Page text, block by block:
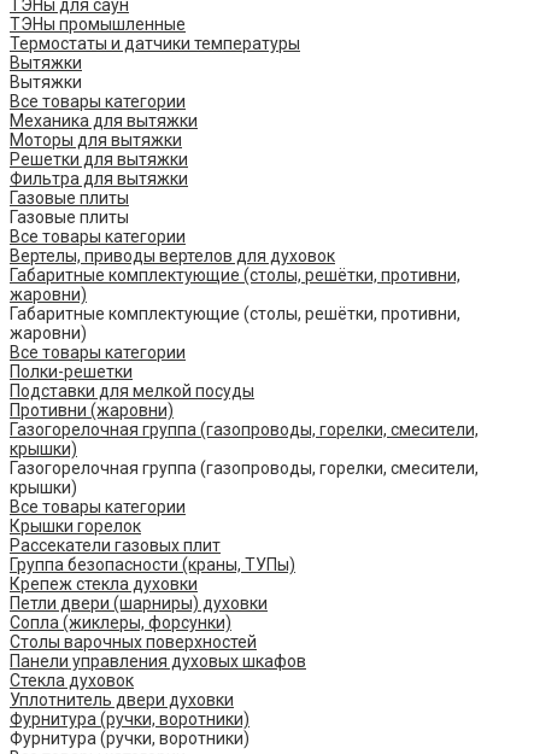
ТЭНы для саун
ТЭНы промышленные
Термостаты и датчики температуры
Вытяжки
Вытяжки
Все товары категории
Механика для вытяжки
Моторы для вытяжки
Решетки для вытяжки
Фильтра для вытяжки
Газовые плиты
Газовые плиты
Все товары категории
Вертелы, приводы вертелов для духовок
Габаритные комплектующие (столы, решётки, противни,
жаровни)
Габаритные комплектующие (столы, решётки, противни,
жаровни)
Все товары категории
Полки-решетки
Подставки для мелкой посуды
Противни (жаровни)
Газогорелочная группа (газопроводы, горелки, смесители,
крышки)
Газогорелочная группа (газопроводы, горелки, смесители,
крышки)
Все товары категории
Крышки горелок
Рассекатели газовых плит
Группа безопасности (краны, ТУПы)
Крепеж стекла духовки
Петли двери (шарниры) духовки
Сопла (жиклеры, форсунки)
Столы варочных поверхностей
Панели управления духовых шкафов
Стекла духовок
Уплотнитель двери духовки
Фурнитура (ручки, воротники)
Фурнитура (ручки, воротники)